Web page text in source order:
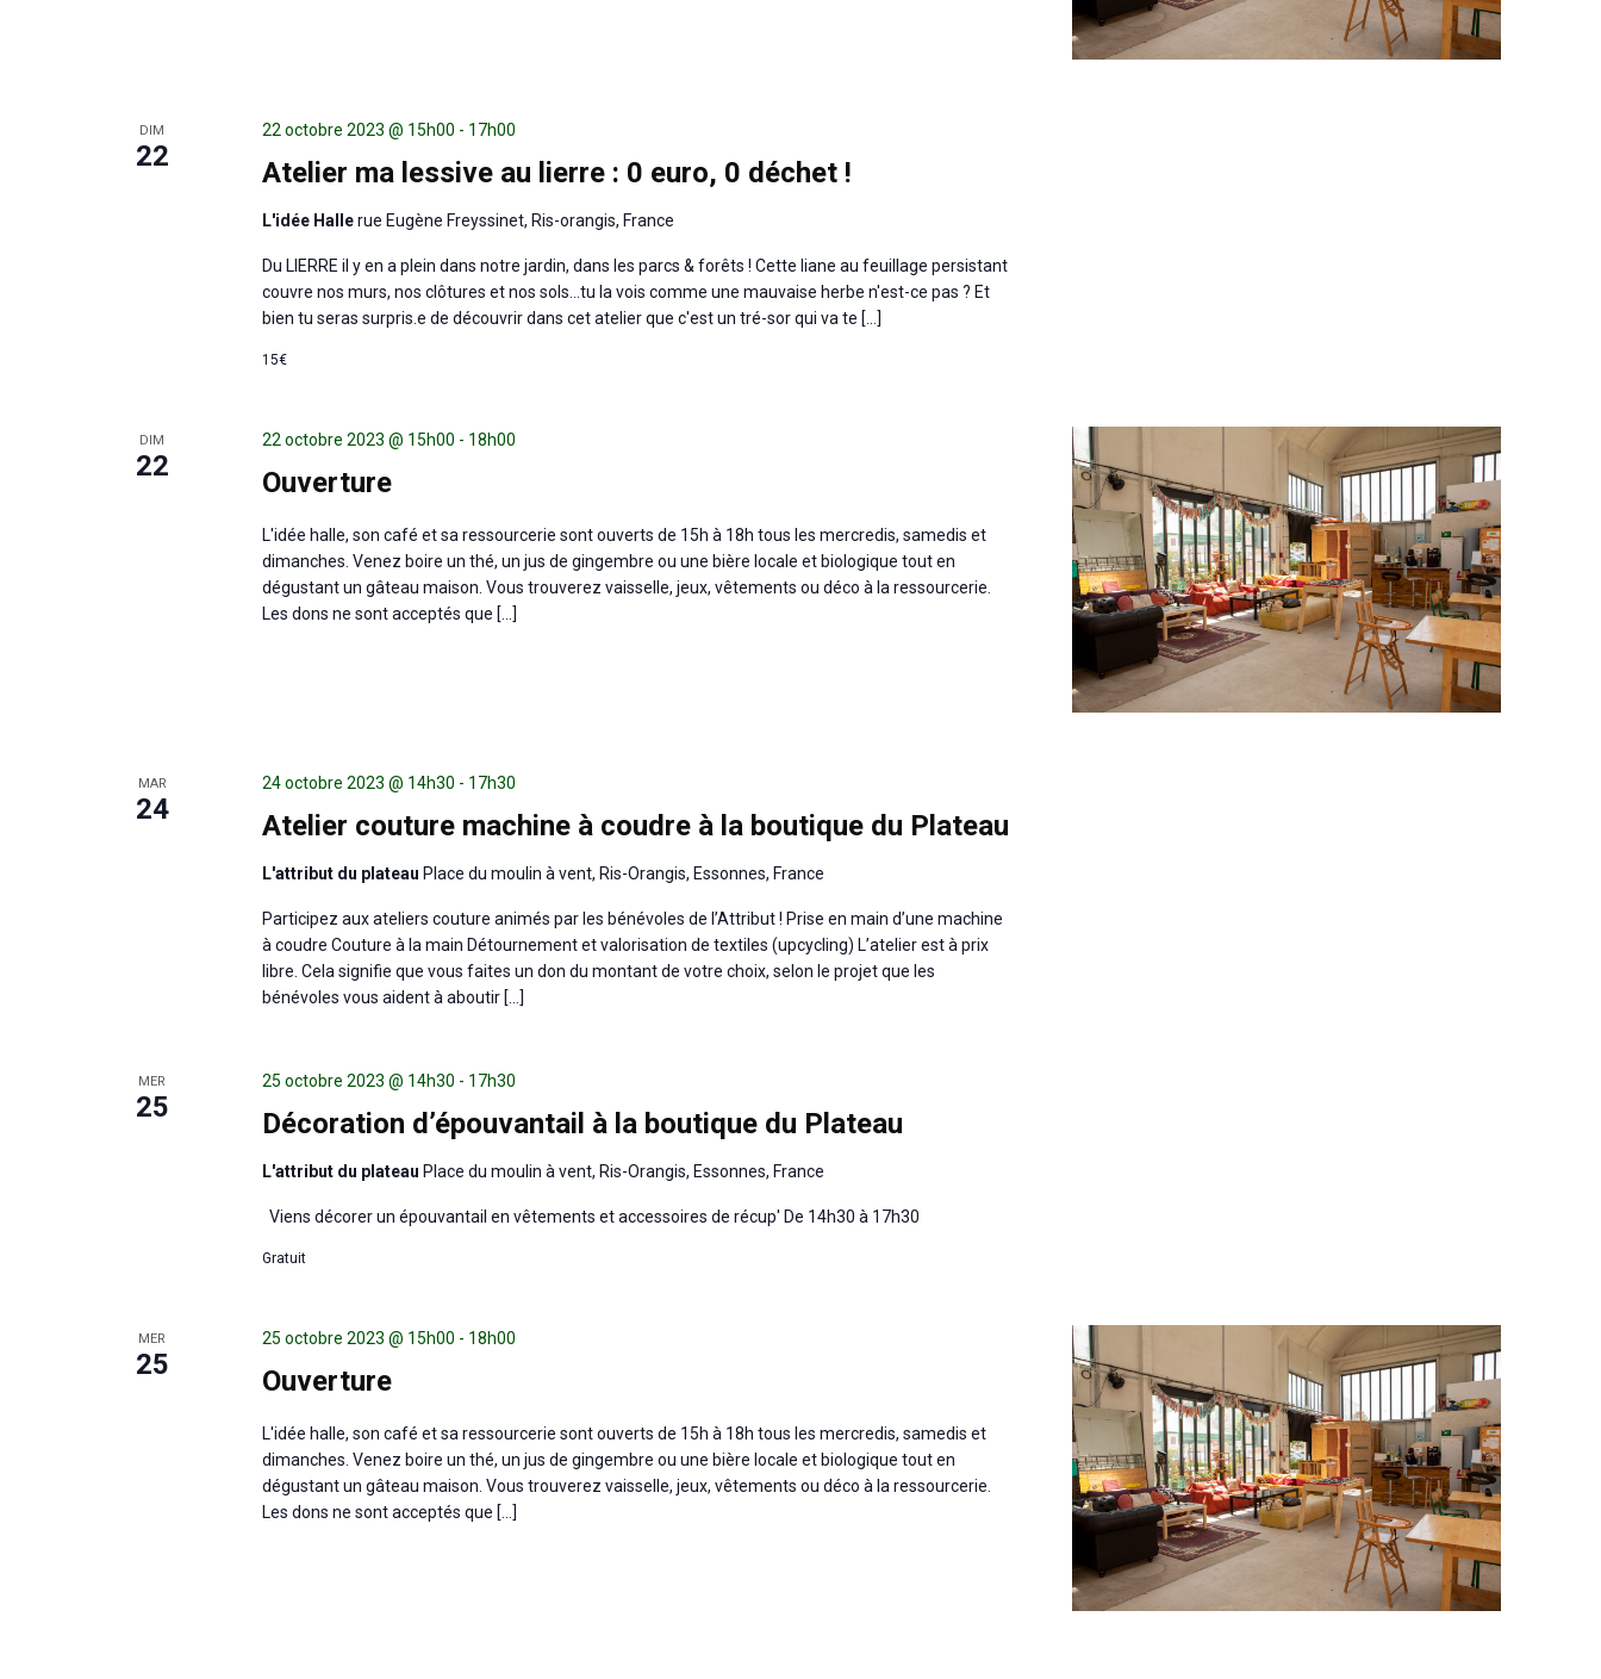
DIM
22 Atelier ma lessive au lierre : 0 euro, 0 déchet !
22 octobre 2023 @ 15h00 - 17h00
L'idée Hallerue Eugène Freyssinet, Ris-orangis, France
Du LIERRE il y en a plein dans notre jardin, dans les parcs & forêts ! Cette liane au feuillage persistant
couvre nos murs, nos clôtures et nos sols...tu la vois comme une mauvaise herbe n'est-ce pas ? Et
bien tu seras surpris.e de découvrir dans cet atelier que c'est un tré-sor qui va te […]
15€
DIM
22 Ouverture
22 octobre 2023 @ 15h00 - 18h00
L'idée halle, son café et sa ressourcerie sont ouverts de 15h à 18h tous les mercredis, samedis et
dimanches. Venez boire un thé, un jus de gingembre ou une bière locale et biologique tout en
dégustant un gâteau maison. Vous trouverez vaisselle, jeux, vêtements ou déco à la ressourcerie.
Les dons ne sont acceptés que […]
MAR
24 Atelier couture machine à coudre à la boutique du Plateau
24 octobre 2023 @ 14h30 - 17h30
L'attribut du plateau Place du moulin à vent, Ris-Orangis, Essonnes, France
Participez aux ateliers couture animés par les bénévoles de l’Attribut ! Prise en main d’une machine
à coudre Couture à la main Détournement et valorisation de textiles (upcycling) L’atelier est à prix
libre. Cela signifie que vous faites un don du montant de votre choix, selon le projet que les
bénévoles vous aident à aboutir […]
MER
25 Décoration d’épouvantail à la boutique du Plateau
25 octobre 2023 @ 14h30 - 17h30
L'attribut du plateau Place du moulin à vent, Ris-Orangis, Essonnes, France
Viens décorer un épouvantail en vêtements et accessoires de récup' De 14h30 à 17h30
Gratuit
MER
25 Ouverture
25 octobre 2023 @ 15h00 - 18h00
L'idée halle, son café et sa ressourcerie sont ouverts de 15h à 18h tous les mercredis, samedis et
dimanches. Venez boire un thé, un jus de gingembre ou une bière locale et biologique tout en
dégustant un gâteau maison. Vous trouverez vaisselle, jeux, vêtements ou déco à la ressourcerie.
Les dons ne sont acceptés que […]